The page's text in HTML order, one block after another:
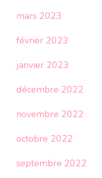
mars 2023
février 2023
janvier 2023
décembre 2022
novembre 2022
octobre 2022
septembre 2022